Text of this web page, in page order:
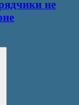
не